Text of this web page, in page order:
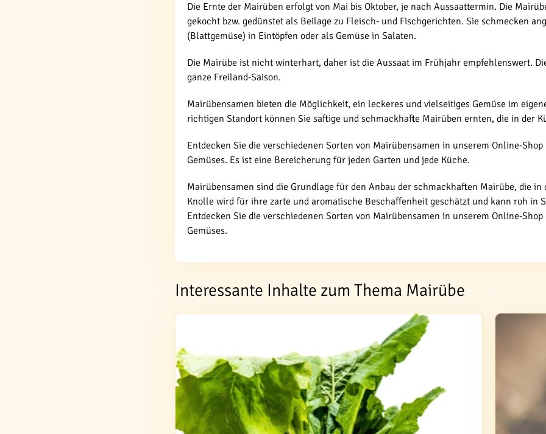
Die Ernte der Mairüben erfolgt von Mai bis Oktober, je nach Aussaattermin. Die
gekocht bzw. gedünstet als Beilage zu Fleisch- und Fischgerichten. Sie schmecken
(Blattgemüse) in Eintöpfen oder als Gemüse in Salaten.
Die Mairübe ist nicht winterhart, daher ist die Aussaat im Frühjahr empfehlenswert.
ganze Freiland-Saison.
Mairübensamen bieten die Möglichkeit, ein leckeres und vielseitiges Gemüse im
richtigen Standort können Sie saftige und schmackhafte Mairüben ernten, die in der
Entdecken Sie die verschiedenen Sorten von Mairübensamen in unserem Online-
Gemüses. Es ist eine Bereicherung für jeden Garten und jede Küche.
Mairübensamen sind die Grundlage für den Anbau der schmackhaften Mairübe, die
Knolle wird für ihre zarte und aromatische Beschaffenheit geschätzt und kann roh in
Entdecken Sie die verschiedenen Sorten von Mairübensamen in unserem Online-
Gemüses.
Interessante Inhalte zum Thema Mairübe